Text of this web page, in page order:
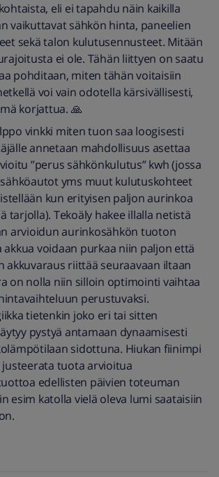
eli ei tapahdu näin kaikilla
vaikuttavat sähkön hinta, paneelien
sekä talon kulutusennusteet. Mitään
ei ole. Tähän liittyen on saatu
pohditaan, miten tähän voitaisiin
voi vain odotella kärsivällisesti,
korjattua. 🙏
vinkki miten tuon saa loogisesti
annetaan mahdollisuus asettaa
”perus sähkönkulutus” kwh (jossa
yms muut kulutuskohteet
kun erityisen paljon aurinkoa
tarjolla). Tekoäly hakee illalla netistä
arvioidun aurinkosähkön tuoton
voidaan purkaa niin paljon että
akkuvaraus riittää seuraavaan iltaan
on nolla niin silloin optimointi vaihtaa
perustuvaksi.
tietenkin joko eri tai sitten
pystyä antamaan dynaamisesti
sidottuna. Hiukan fiinimpi
justeerata tuota arvioitua
edellisten päivien toteuman
esim katolla vielä oleva lumi saataisiin